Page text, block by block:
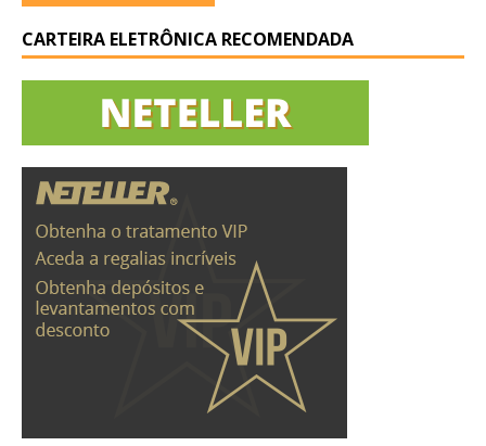
CARTEIRA ELETRÔNICA RECOMENDADA